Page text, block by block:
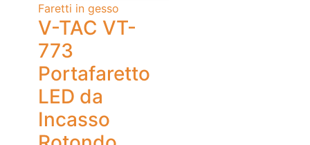
Faretti in gesso
V-TAC VT-
773
Portafaretto
LED da
Incasso